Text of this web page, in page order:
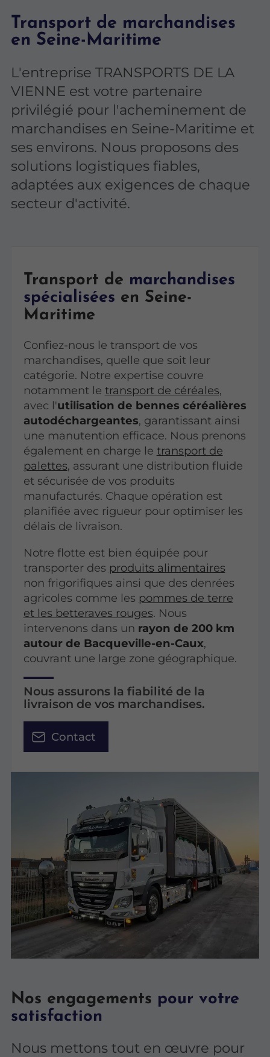
Transport de marchandises
en Seine-Maritime
L'entreprise TRANSPORTS DE LA
VIENNE est votre partenaire
privilégié pour l'acheminement de
marchandises en Seine-Maritime et
ses environs. Nous proposons des
solutions logistiques fiables,
adaptées aux exigences de chaque
secteur d'activité.
Transport de marchandises
spécialisées en Seine-
Maritime
Confiez-nous le transport de vos
marchandises, quelle que soit leur
catégorie. Notre expertise couvre
notamment le transport de céréales,
avec l'utilisation de bennes céréalières
autodéchargeantes, garantissant ainsi
une manutention efficace. Nous prenons
également en charge le transport de
palettes, assurant une distribution fluide
et sécurisée de vos produits
manufacturés. Chaque opération est
planifiée avec rigueur pour optimiser les
délais de livraison.
Notre flotte est bien équipée pour
transporter des produits alimentaires
non frigorifiques ainsi que des denrées
agricoles comme les pommes de terre
et les betteraves rouges. Nous
intervenons dans un rayon de 200 km
autour de Bacqueville-en-Caux,
couvrant une large zone géographique.
Nous assurons la fiabilité de la
livraison de vos marchandises.
Contact
Nos engagements pour votre
satisfaction
Nous mettons tout en œuvre pour